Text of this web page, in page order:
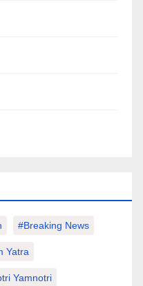
#Breaking News
Yatra
Yamnotri